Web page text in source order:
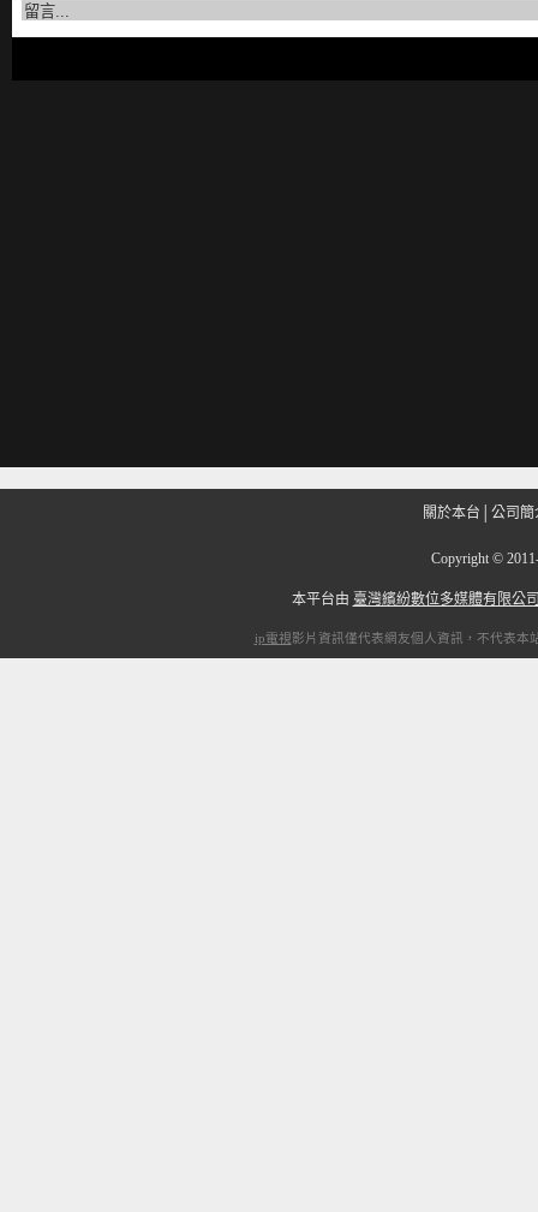
關於本台 公司簡
Copyright ©
本平台由 臺灣繽紛數位多媒體有限公
ip電視影片資訊僅代表網友個人資訊，不代表本